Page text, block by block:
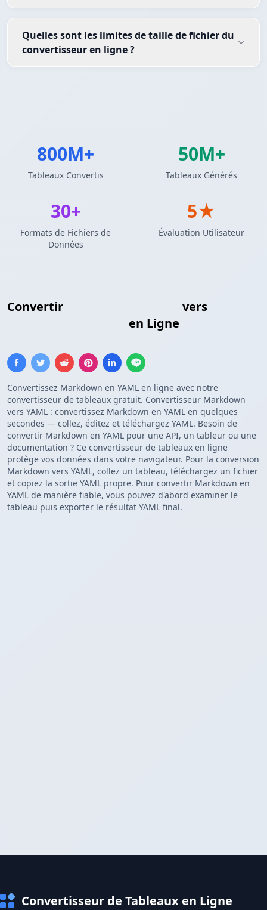
Convertir
vers
en Ligne
Convertissez Markdown en YAML en ligne avec notre
convertisseur de tableaux gratuit. Convertisseur Markdown
vers YAML : convertissez Markdown en YAML en quelques
secondes — collez, éditez et téléchargez YAML. Besoin de
convertir Markdown en YAML pour une API, un tableur ou une
documentation ? Ce convertisseur de tableaux en ligne
protège vos données dans votre navigateur. Pour la conversion
Markdown vers YAML, collez un tableau, téléchargez un fichier
et copiez la sortie YAML propre. Pour convertir Markdown en
YAML de manière fiable, vous pouvez d'abord examiner le
tableau puis exporter le résultat YAML final.
Quelles sont les limites de taille de fichier du
convertisseur en ligne ?
800M+
Tableaux Convertis
50M+
Tableaux Générés
30+
Formats de Fichiers de
Données
5★
Évaluation Utilisateur
Convertisseur de Tableaux en Ligne